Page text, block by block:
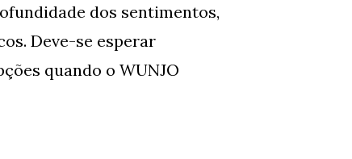
dos sentimentos,
Deve-se esperar
quando o WUNJO